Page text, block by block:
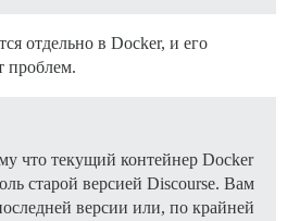
отдельно в Docker, и его
проблем.
что текущий контейнер Docker
старой версией Discourse. Вам
версии или, по крайней